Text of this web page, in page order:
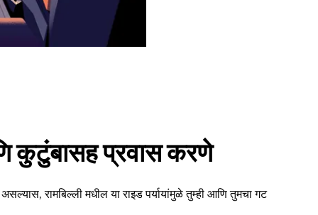
कुटुंबासह प्रवास करणे
रामबिल्ली मधील या राइड पर्यायांमुळे तुम्ही आणि तुमचा गट